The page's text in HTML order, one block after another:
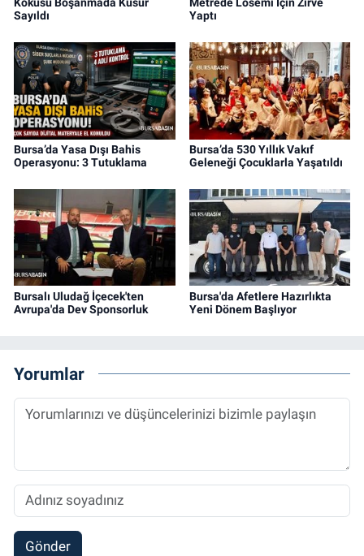
Sayıldı
Yaptı
Bursa’da Yasa Dışı Bahis
Operasyonu: 3 Tutuklama
Bursa’da 530 Yıllık Vakıf
Geleneği Çocuklarla Yaşatıldı
Bursalı Uludağ İçecek'ten
Avrupa'da Dev Sponsorluk
Bursa'da Afetlere Hazırlıkta
Yeni Dönem Başlıyor
Yorumlar
Gönder